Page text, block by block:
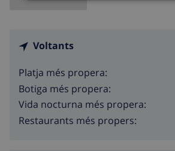
Voltants
Platja més propera:
Botiga més propera:
Vida nocturna més propera:
Restaurants més propers: